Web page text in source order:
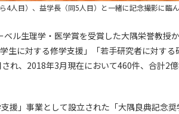
4人目）、益学長（同5人目）と一緒に記念撮影に臨
ベル生理学・医学賞を受賞した大隅栄誉教授
生に対する修学支援」「若手研究者に対す
れ、2018年3月現在において460件、合計2
援」事業として設立された「大隅良典記念